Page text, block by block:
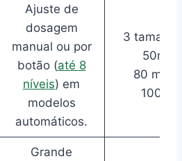
Ajuste de
dosagem
manual ou por
botão (até 8
níveis) em
modelos
automáticos.
3
50ml,
80 ml ou
100ml
Grande